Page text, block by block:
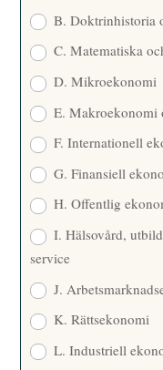
B. Doktrinhistoria
C. Matematiska
D. Mikroekonomi
E. Makroekonomi
F. Internationell
G. Finansiell
H. Offentlig
I. Hälsovård,
service
J.
K. Rättsekonomi
L. Industriell